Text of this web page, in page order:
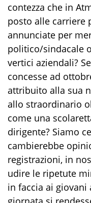
contezza che in
posto alle carriere
annunciate per
politico/sindacale
vertici aziendali?
concesse ad
attribuito alla sua
allo straordinario
come una
dirigente? Siamo
cambierebbe
registrazioni, in
udire le ripetute
in faccia ai